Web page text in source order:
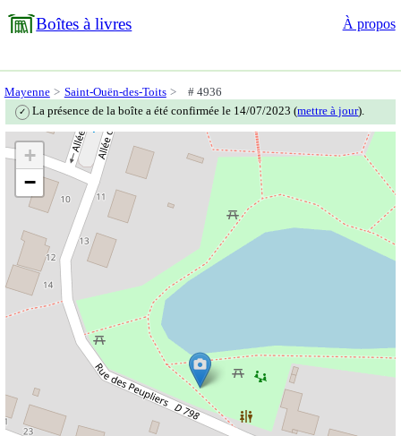
Boîtes à livres À propos
Mayenne Saint-Ouën-des-Toits # 4936
✓ La présence de la boîte a été confirmée le 14/07/2023 (mettre à jour).
+
−